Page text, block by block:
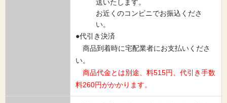
送いたします。
お近くのコンビニでお振込くださ
い。
●代引き決済
商品到着時に宅配業者にお支払いくださ
い。
商品代金とは別途、料515円、代引き手数
料260円がかかります。